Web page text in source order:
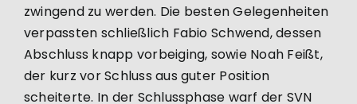
zwingend zu werden. Die besten Gelegenheiten
verpassten schließlich Fabio Schwend, dessen
Abschluss knapp vorbeiging, sowie Noah Feißt,
der kurz vor Schluss aus guter Position
scheiterte. In der Schlussphase warf der SVN